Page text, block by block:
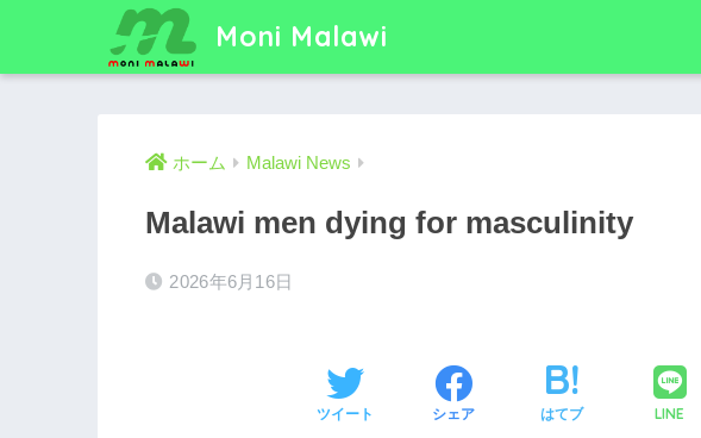
Moni Malawi
ホーム Malawi News
Malawi men dying for masculinity
2026年6月16日
ツイート シェア はてブ LINE